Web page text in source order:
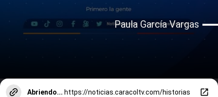
Paula García Vargas
Abriendo... https://noticias.caracoltv.com/historias